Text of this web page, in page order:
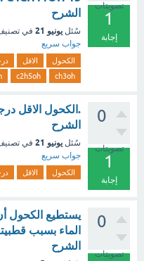
تصويتات
1
إجابة
الشرح
سُئل يونيو 21 في
جواب سريع
الكحول الاقل
ch3oh
c2h5oh
0
تصويتات
1
إجابة
.الكحول الاقل
الشرح
سُئل يونيو 21 في
جواب سريع
الكحول الاقل
0
تصويتات
يستطيع الكحول
الماء بسبب
الشرح